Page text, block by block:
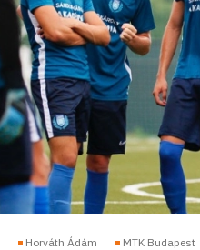
Horváth Ádám MTK Budapest